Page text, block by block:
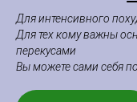
Для интенсивного
Для тех кому важны
перекусами
Вы можете сами себя